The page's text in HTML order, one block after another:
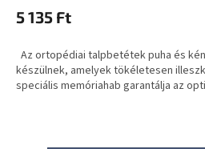
5 135 Ft
Az ortopédiai talpbetétek puha és
készülnek, amelyek tökéletesen
speciális memóriahab garantálja az